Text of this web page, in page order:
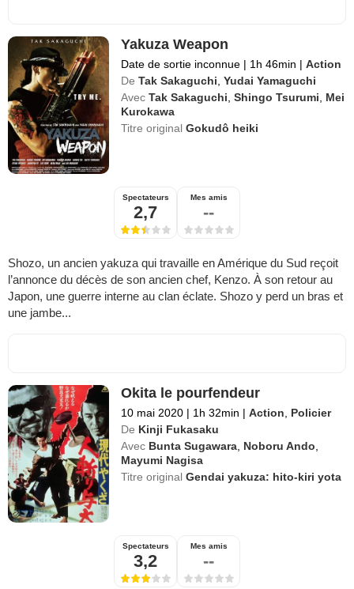
Yakuza Weapon
Date de sortie inconnue | 1h 46min | Action
De Tak Sakaguchi ,Yudai Yamaguchi
Avec Tak Sakaguchi ,Shingo Tsurumi
Mei
Kurokawa
Titre originalGokudô heiki
Spectateurs
2,7
Mes amis
--
Shozo, un ancien yakuza qui travaille en Amérique du Sud reçoit
l’annonce du décès de son ancien chef, Kenzo. À son retour au
Japon, une guerre interne au clan éclate. Shozo y perd un bras et
une jambe...
Okita le pourfendeur
10 mai 2020 | 1h 32min | Action
Policier
De Kinji Fukasaku
Avec Bunta Sugawara Noboru Ando
Mayumi Nagisa
Titre originalGendai yakuza: hito-kiri yota
Spectateurs
3,2
Mes amis
--